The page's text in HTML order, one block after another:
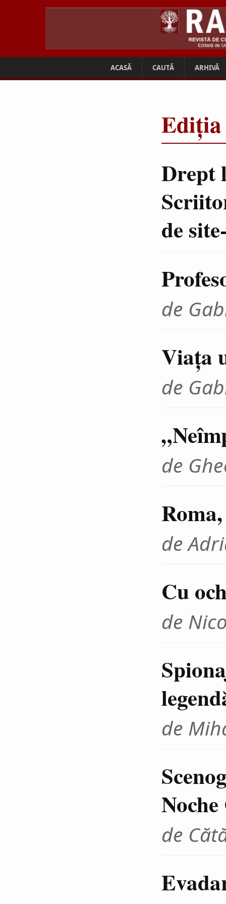
ACASĂ CAUTĂ ARHIVĂ
Ediția
Drept
de
de
Viaţa
de
de
de
Cu
de
de
de